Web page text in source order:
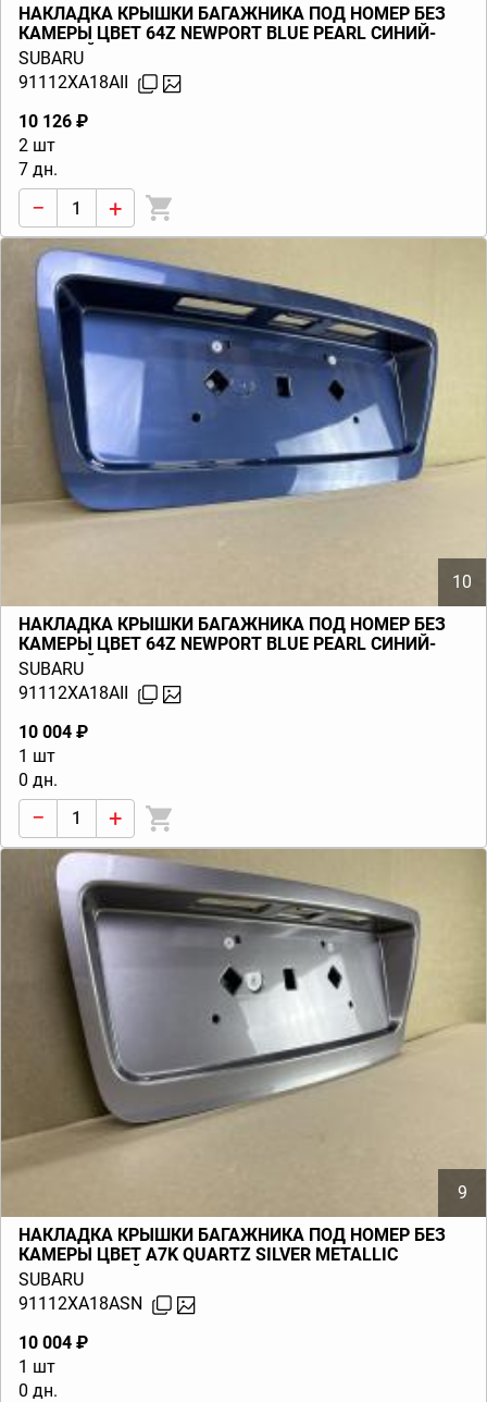
НАКЛАДКА КРЫШКИ БАГАЖНИКА ПОД НОМЕР БЕЗ
КАМЕРЫ ЦВЕТ 64Z NEWPORT BLUE PEARL СИНИЙ-
ГОЛУБОЙ TRIBECA B9 (W10) 2006-2014
SUBARU
91112XA18AII
10 126 ₽
2 шт
7 дн.
− +
10
НАКЛАДКА КРЫШКИ БАГАЖНИКА ПОД НОМЕР БЕЗ
КАМЕРЫ ЦВЕТ 64Z NEWPORT BLUE PEARL СИНИЙ-
ГОЛУБОЙ TRIBECA B9 (W10) 2006-2014
SUBARU
91112XA18AII
10 004 ₽
1 шт
0 дн.
− +
9
НАКЛАДКА КРЫШКИ БАГАЖНИКА ПОД НОМЕР БЕЗ
КАМЕРЫ ЦВЕТ A7K QUARTZ SILVER METALLIC
СЕРЕБРИСТЫЙ TRIBECA B9 (W10) 2006-2014
SUBARU
91112XA18ASN
10 004 ₽
1 шт
0 дн.